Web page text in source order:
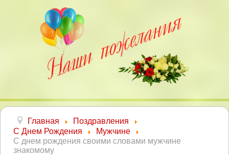
Главная
Поздравления
С Днем Рождения
Мужчине
С днем рождения своими словами мужчине
знакомому